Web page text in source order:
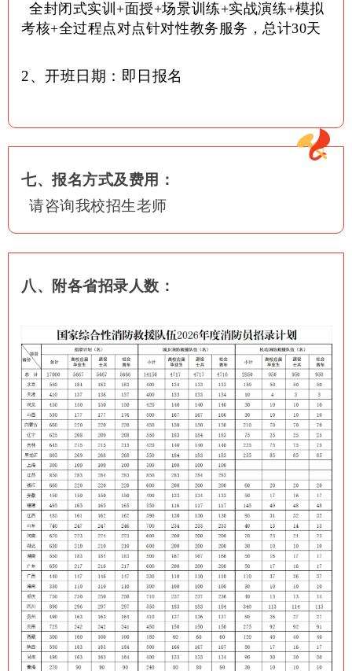
全封闭式实训+面授+场景训练+实战演练+模拟
考核+全过程点对点针对性教务服务，总计30天
2、开班日期：即日报名
七、报名方式及费用：
请咨询我校招生老师
八、附各省招录人数：